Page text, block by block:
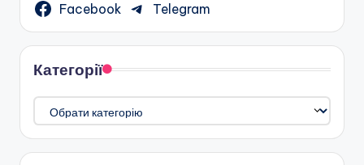
Facebook Telegram
Категорії
Категорії